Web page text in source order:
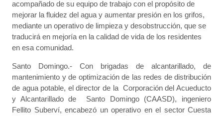
acompañado de su equipo de trabajo con el propósito de
mejorar la fluidez del agua y aumentar presión en los grifos,
mediante un operativo de limpieza y desobstrucción, que se
traducirá en mejoría en la calidad de vida de los residentes
en esa comunidad.
Santo Domingo.- Con brigadas de alcantarillado, de
mantenimiento y de optimización de las redes de distribución
de agua potable, el director de la Corporación del Acueducto
y Alcantarillado de Santo Domingo (CAASD), ingeniero
Fellito Suberví, encabezó un operativo en el sector Cuesta